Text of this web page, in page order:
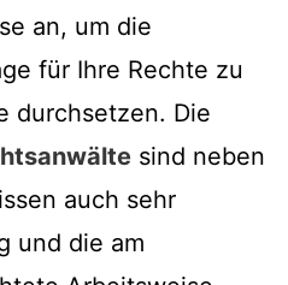
an, um die
für Ihre Rechte zu
durchsetzen. Die
sind neben
auch sehr
und die am